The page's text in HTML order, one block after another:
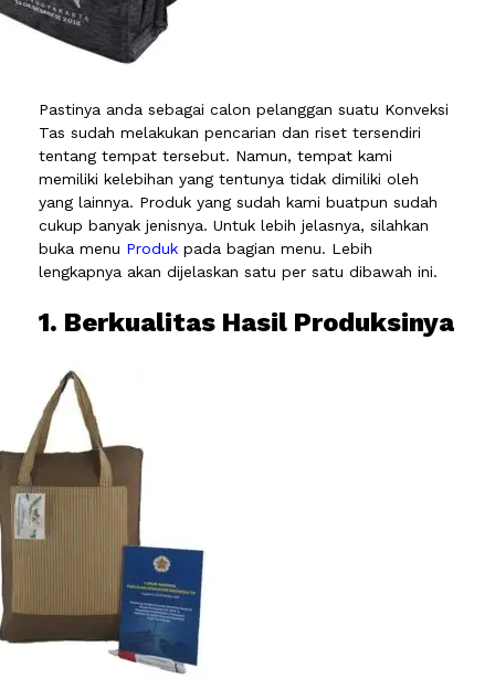
Pastinya anda sebagai calon pelanggan suatu Konveksi
Tas sudah melakukan pencarian dan riset tersendiri
tentang tempat tersebut. Namun, tempat kami
memiliki kelebihan yang tentunya tidak dimiliki oleh
yang lainnya. Produk yang sudah kami buatpun sudah
cukup banyak jenisnya. Untuk lebih jelasnya, silahkan
buka menu Produk pada bagian menu. Lebih
lengkapnya akan dijelaskan satu per satu dibawah ini.
1. Berkualitas Hasil Produksinya